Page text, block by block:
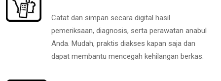
Catat dan simpan secara digital hasil
pemeriksaan, diagnosis, serta perawatan anabul
Anda. Mudah, praktis diakses kapan saja dan
dapat membantu mencegah kehilangan berkas.